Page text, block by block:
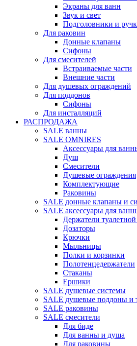
Экраны для ванн
Звук и свет
Подголовники и
Для раковин
Донные клапаны
Сифоны
Для смесителей
Встраиваемые части
Внешние части
Для душевых ограждений
Для поддонов
Сифоны
Для инсталляций
РАСПРОДАЖА
SALE ванны
SALE OMNIRES
Аксессуары для
Душ
Смесители
Душевые ограждения
Комплектующие
Раковины
SALE донные клапаны и
SALE аксессуары для
Держатели
Дозаторы
Крючки
Мыльницы
Полки и корзинки
Полотенцедержатели
Стаканы
Ершики
SALE душевые системы
SALE душевые поддоны и
SALE раковины
SALE смесители
Для биде
Для ванны и душа
Для раковины